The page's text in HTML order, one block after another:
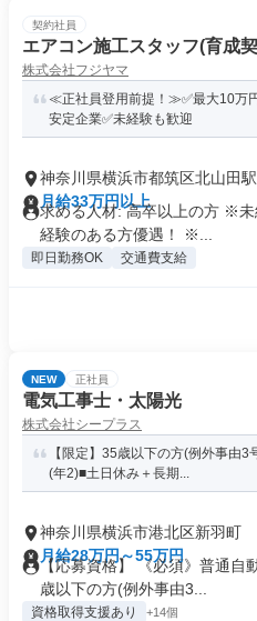
契約社員
エアコン施工スタッフ(育成
株式会社フジヤマ
≪正社員登用前提！≫✅最大10万
安定企業✅未経験も歓迎
神奈川県横浜市都筑区北山田駅
月給33万円以上
求める人材: 高卒以上の方 ※
経験のある方優遇！ ※...
即日勤務OK 交通費支給
NEW 正社員
電気工事士・太陽光
株式会社シープラス
【限定】35歳以下の方(例外事由
(年2)■土日休み＋長期...
神奈川県横浜市港北区新羽町
月給28万円～55万円
【応募資格】 《必須》普通自
歳以下の方(例外事由3...
資格取得支援あり +14個